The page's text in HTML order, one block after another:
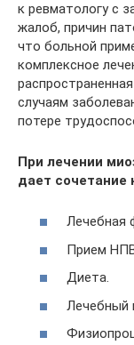
к ревматологу с
жалоб, причин
что больной
комплексное
случаям
потере
При лечении
дает сочетание
Лечебная
Прием
Диета.
Лечебный